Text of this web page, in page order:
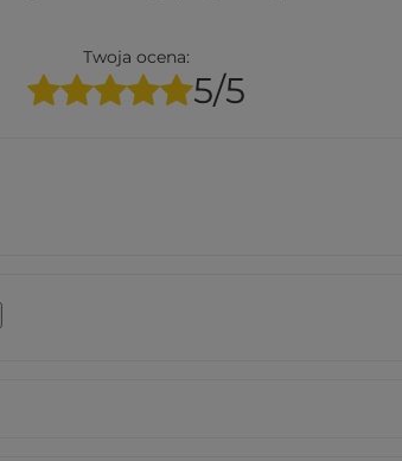
Twoja ocena:
5/5